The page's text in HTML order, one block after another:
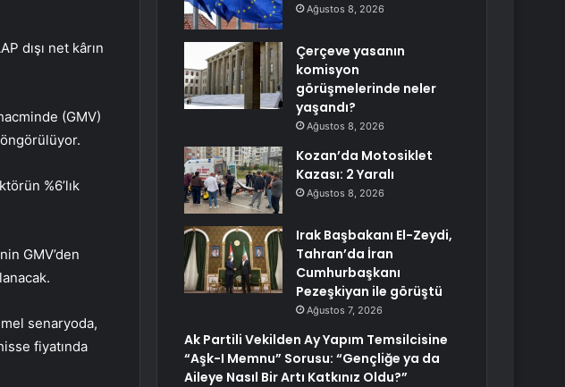
dışı net kârın
(GMV)
%6’lık
GMV’den
senaryoda,
fiyatında
Ağustos 8, 2026
Çerçeve yasanın
komisyon
görüşmelerinde neler
yaşandı?
Ağustos 8, 2026
Kozan’da Motosiklet
Kazası: 2 Yaralı
Ağustos 8, 2026
Irak Başbakanı El-Zeydi,
Tahran’da İran
Cumhurbaşkanı
Pezeşkiyan ile görüştü
Ağustos 7, 2026
Ak Partili Vekilden Ay Yapım Temsilcisine
“Aşk-I Memnu” Sorusu: “Gençliğe ya da
Aileye Nasıl Bir Artı Katkınız Oldu?”